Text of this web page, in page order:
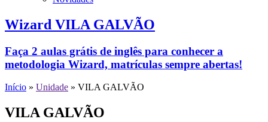
Wizard VILA GALVÃO
Faça 2 aulas grátis de inglês para conhecer a
metodologia Wizard, matrículas sempre abertas!
Início » Unidade » VILA GALVÃO
VILA GALVÃO